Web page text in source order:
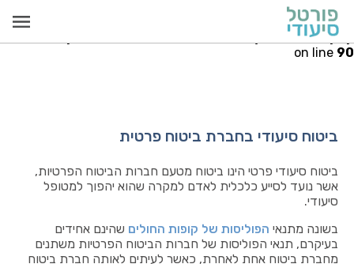
: Invalid argument supplied for foreach() in
public_html/src/models/PayCallModel.php
on line 90
ביטוח סיעודי בחברת ביטוח פרטית
ביטוח סיעודי פרטי הינו ביטוח מטעם חברות הביטוח הפרטיות,
אשר נועד לסייע כלכלית לאדם למקרה שהוא יהפוך למטופל
סיעודי.
בשונה מתנאי הפוליסות של קופות החולים שהינם אחידים
בעיקרם, תנאי הפוליסות של חברות הביטוח הפרטיות משתנים
מחברת ביטוח אחת לאחרת, כאשר לעיתים לאותה חברת ביטוח